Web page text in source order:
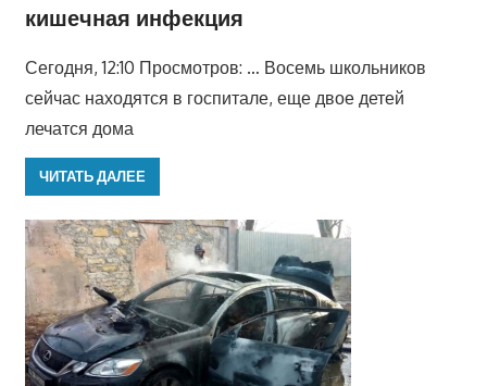
кишечная инфекция
Сегодня, 12:10 Просмотров: … Восемь школьников
сейчас находятся в госпитале, еще двое детей
лечатся дома
ЧИТАТЬ ДАЛЕЕ